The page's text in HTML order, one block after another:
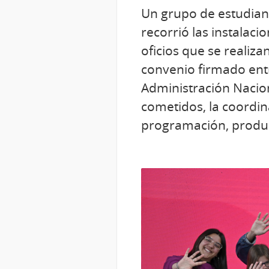
Un grupo de
recorrió las
oficios que se
convenio firmado
Administración
cometidos, la
programación,